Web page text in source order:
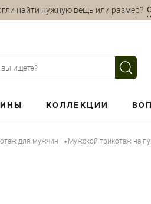
найти нужную вещь или размер?
КОЛЛЕКЦИИ
для мужчин • Мужской трикотаж на